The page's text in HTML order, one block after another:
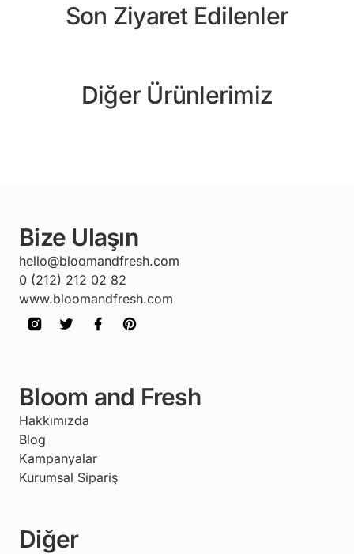
Son Ziyaret Edilenler
Diğer Ürünlerimiz
Bize Ulaşın
hello@bloomandfresh.com
0 (212) 212 02 82
www.bloomandfresh.com
Bloom and Fresh
Hakkımızda
Blog
Kampanyalar
Kurumsal Sipariş
Diğer